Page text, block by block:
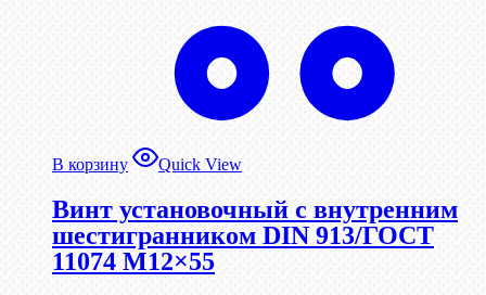
В корзину Quick View
Винт установочный с внутренним
шестигранником DIN 913/ГОСТ
11074 М12×55